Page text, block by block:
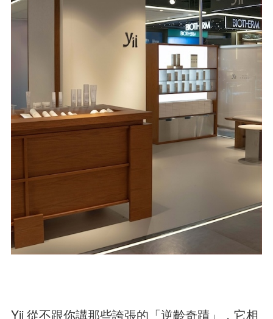
Yii 從不跟你講那些誇張的「逆齡奇蹟」，它相